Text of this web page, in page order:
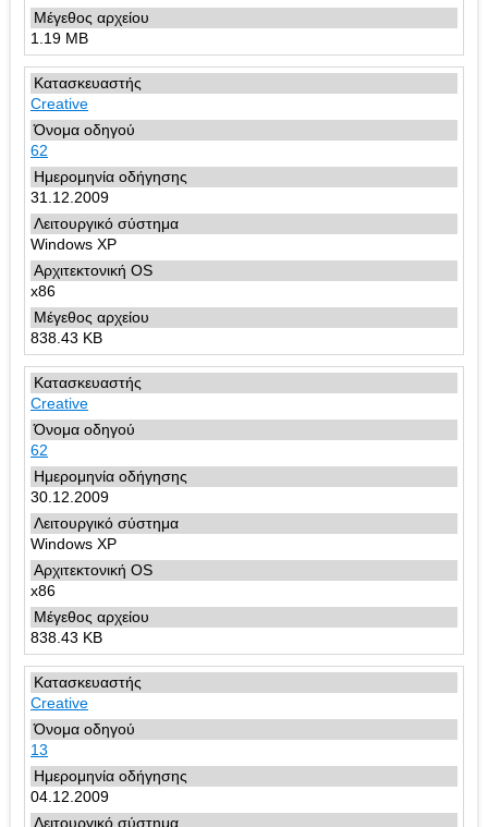
1.19 MB
Creative
62
31.12.2009
Windows XP
x86
838.43 KB
Creative
62
30.12.2009
Windows XP
x86
838.43 KB
Creative
13
04.12.2009